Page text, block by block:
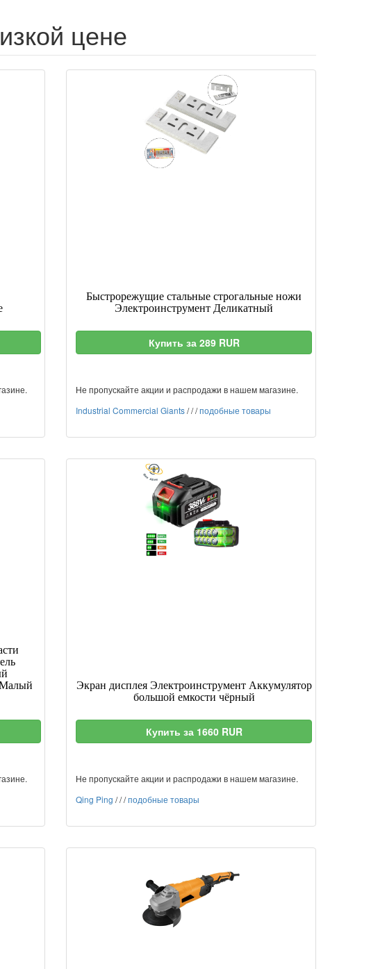
цене
Быстрорежущие стальные строгальные ножи
Электроинструмент Деликатный
Купить за 289 RUR
Не пропускайте акции и распродажи в нашем магазине.
Industrial Commercial Giants///подобные товары
Малый
Экран дисплея Электроинструмент Аккумулятор
большой емкости чёрный
Купить за 1660 RUR
Не пропускайте акции и распродажи в нашем магазине.
Qing Ping ///подобные товары